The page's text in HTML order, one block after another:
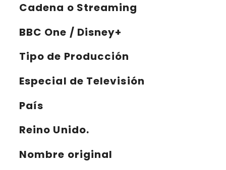
Cadena o Streaming
BBC One / Disney+
Tipo de Producción
Especial de Televisión
País
Reino Unido.
Nombre original